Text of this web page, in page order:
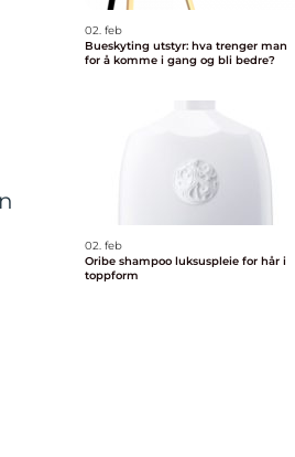
02. feb
Bueskyting utstyr: hva trenger man
for å komme i gang og bli bedre?
02. feb
Oribe shampoo luksuspleie for hår i
toppform